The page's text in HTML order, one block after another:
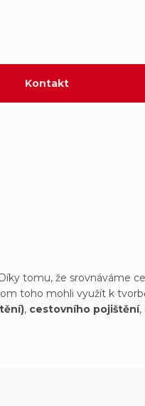
Kontakt
tomu, že srovnáváme
toho mohli využít k
, cestovního pojištění,